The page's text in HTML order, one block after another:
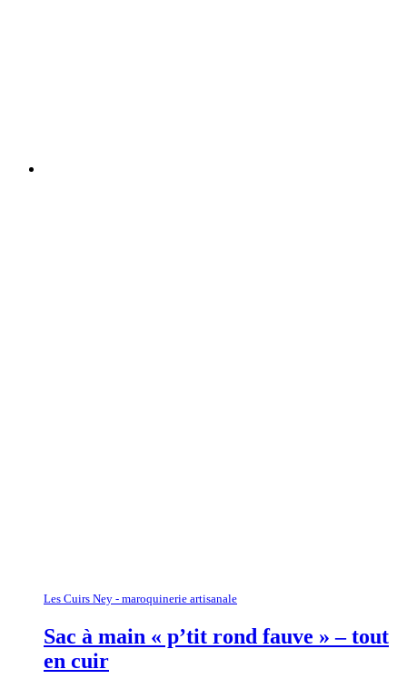
Les Cuirs Ney - maroquinerie artisanale
Sac à main « p’tit rond fauve » – tout
en cuir